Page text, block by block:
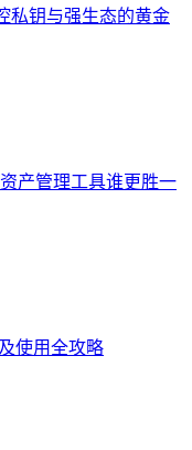
私钥与强生态的黄金
产管理工具谁更胜一
使用全攻略